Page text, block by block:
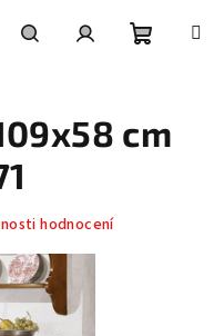
košík
cm
hodnocení